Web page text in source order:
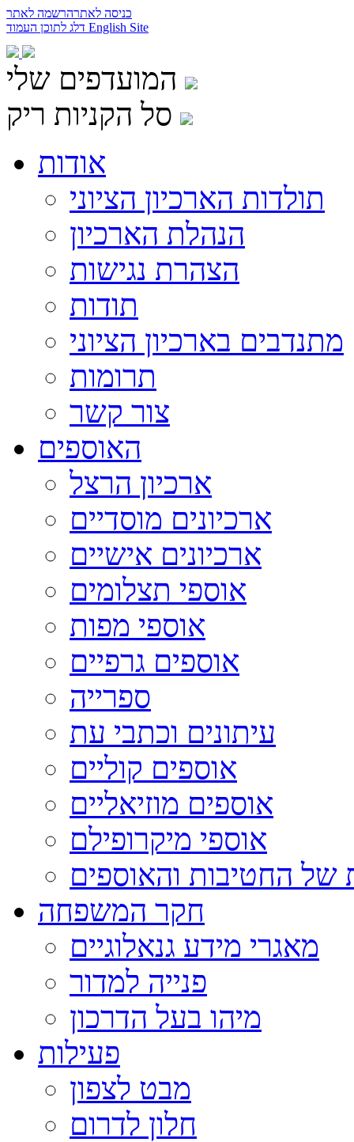
כניסה לאתרהרשמה לאתר
English Site
המועדפים שלי
סל הקניות ריק
אודות
תולדות הארכיון הציוני
הנהלת הארכיון
הצהרת נגישות
תודות
מתנדבים בארכיון הציוני
תרומות
צור קשר
האוספים
ארכיון הרצל
ארכיונים מוסדיים
ארכיונים אישיים
אוספי תצלומים
אוספי מפות
אוספים גרפיים
ספרייה
עיתונים וכתבי עת
אוספים קוליים
אוספים מוזיאליים
אוספי מיקרופילם
של החטיבות והאוספים
חקר המשפחה
מאגרי מידע גנאלוגיים
פנייה למדור
מיהו בעל הדרכון
פעילות
מבט לצפון
חלון לדרום